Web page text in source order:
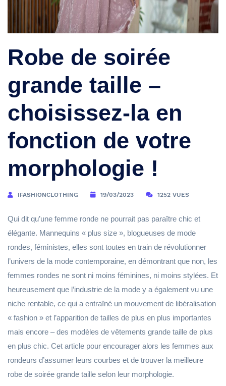
Robe de soirée
grande taille –
choisissez-la en
fonction de votre
morphologie !
IFASHIONCLOTHING 19/03/2023 1252 VUES
Qui dit qu’une femme ronde ne pourrait pas paraître chic et
élégante. Mannequins « plus size », blogueuses de mode
rondes, féministes, elles sont toutes en train de révolutionner
l’univers de la mode contemporaine, en démontrant que non, les
femmes rondes ne sont ni moins féminines, ni moins stylées. Et
heureusement que l’industrie de la mode y a également vu une
niche rentable, ce qui a entraîné un mouvement de libéralisation
« fashion » et l’apparition de tailles de plus en plus importantes
mais encore – des modèles de vêtements grande taille de plus
en plus chic. Cet article pour encourager alors les femmes aux
rondeurs d’assumer leurs courbes et de trouver la meilleure
robe de soirée grande taille selon leur morphologie.